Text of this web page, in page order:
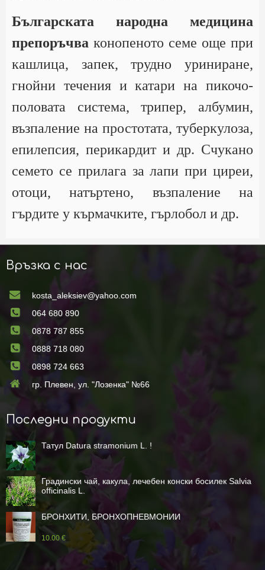
Българската народна медицина
препоръчва конопеното семе още при
кашлица, запек, трудно уриниране,
гнойни течения и катари на пикочо-
половата система, трипер, албумин,
възпаление на простотата, туберкулоза,
епилепсия, перикардит и др. Счукано
семето се прилага за лапи при циреи,
отоци, натъртено, възпаление на
гърдите у кърмачките, гърлобол и др.
Връзка с нас
kosta_aleksiev@yahoo.com
064 680 890
0878 787 855
0888 718 080
0898 724 663
гр. Плевен, ул. "Лозенка" №66
Последни продукти
Татул Datura stramonium L. !
Градински чай, какула, лечебен конски босилек Salvia
officinalis L.
БРОНХИТИ, БРОНХОПНЕВМОНИИ
10.00 €